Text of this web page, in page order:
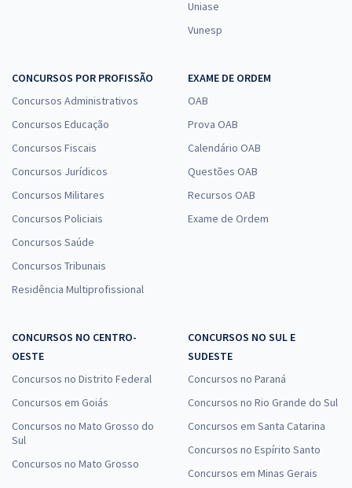
Uniase
Vunesp
CONCURSOS POR PROFISSÃO
Concursos Administrativos
Concursos Educação
Concursos Fiscais
Concursos Jurídicos
Concursos Militares
Concursos Policiais
Concursos Saúde
Concursos Tribunais
Residência Multiprofissional
EXAME DE ORDEM
OAB
Prova OAB
Calendário OAB
Questões OAB
Recursos OAB
Exame de Ordem
CONCURSOS NO CENTRO-
OESTE
Concursos no Distrito Federal
Concursos em Goiás
Concursos no Mato Grosso do
Sul
Concursos no Mato Grosso
CONCURSOS NO SUL E
SUDESTE
Concursos no Paraná
Concursos no Rio Grande do Sul
Concursos em Santa Catarina
Concursos no Espírito Santo
Concursos em Minas Gerais